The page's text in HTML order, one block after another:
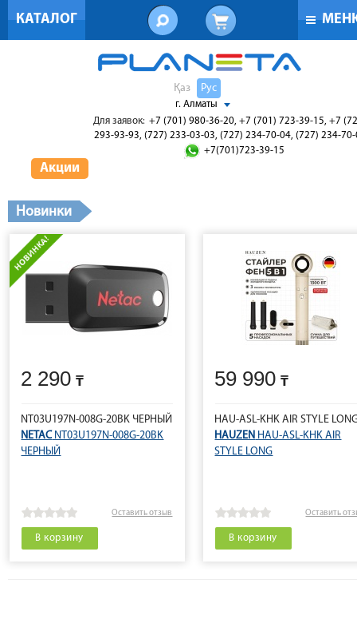
КАТАЛОГ
Қаз Рус
г. Алматы
Для заявок: +7 (701) 980-36-20, +7 (701) 723-39-15, +7
293-93-93, (727) 233-03-03, (727) 234-70-04, (727) 234-
+7(701)723-39-15
Акции
Новинки
2 290
NT03U197N-008G-20BK ЧЕРНЫЙ
NETACNT03U197N-008G-20BK
ЧЕРНЫЙ
Оставить отзыв
В корзину
59 990
HAU-ASL-KHK AIR STYLE
HAUZEN HAU-ASL-KHK AIR
STYLE LONG
Оставить
В корзину